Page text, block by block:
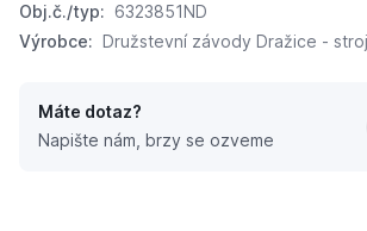
Obj.č./typ: 6323851ND
Výrobce: Družstevní závody Dražice -
Máte dotaz?
Napište nám, brzy se ozveme